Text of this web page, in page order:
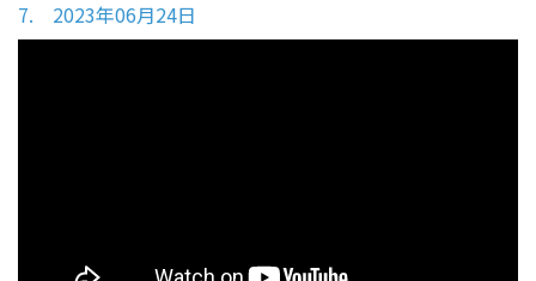
7. 2023年06月24日